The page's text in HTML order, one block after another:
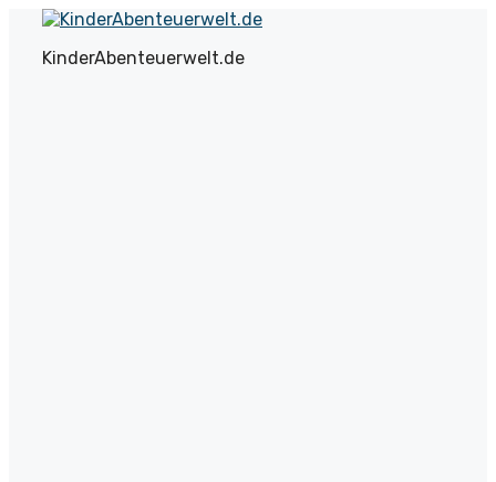
Zum
springen
KinderAbenteuerwelt.de